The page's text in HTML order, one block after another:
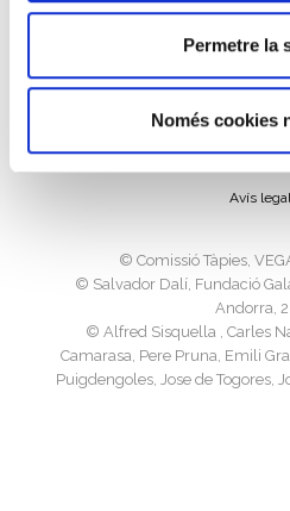
Permetre la
Només cookies
Política de
Avís legal
©️ Comissió Tàpies,
©️ Salvador Dalí, Fundació
Andorra,
©️ Alfred Sisquella , Carles
Camarasa, Pere Pruna, Emili
Puigdengoles, Jose de Togores,